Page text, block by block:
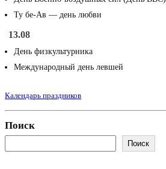
Ту бе-Ав — день любви
13.08
День физкультурника
Международный день левшей
Календарь праздников
Поиск
Поиск